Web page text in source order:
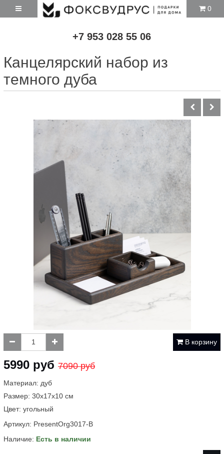
+7 953 028 55 06
0
Канцелярский набор из
темного дуба
В корзину
5990 руб 7090 руб
Материал: дуб
Размер: 30х17х10 см
Цвет: угольный
Артикул: PresentOrg3017-B
Наличие: Есть в наличии